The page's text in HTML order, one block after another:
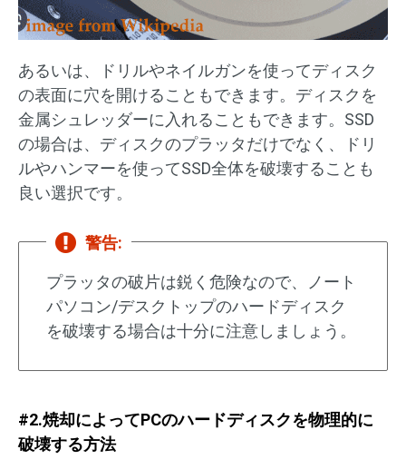
あるいは、ドリルやネイルガンを使ってディスク
の表面に穴を開けることもできます。ディスクを
金属シュレッダーに入れることもできます。SSD
の場合は、ディスクのプラッタだけでなく、ドリ
ルやハンマーを使ってSSD全体を破壊することも
良い選択です。
警告:
プラッタの破片は鋭く危険なので、ノート
パソコン/デスクトップのハードディスク
を破壊する場合は十分に注意しましょう。
#2.焼却によってPCのハードディスクを物理的に
破壊する方法